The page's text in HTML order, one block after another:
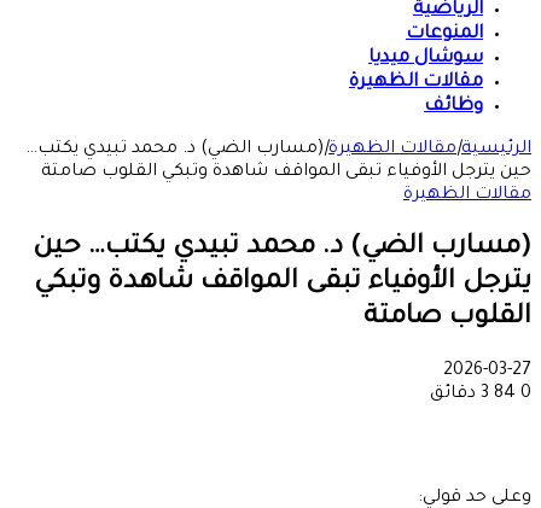
الرياضية
المنوعات
سوشال ميديا
مقالات الظهيرة
وظائف
الرئيسية|مقالات الظهيرة|(مسارب الضي) د. محمد تبيدي يكتب…
حين يترجل الأوفياء تبقى المواقف شاهدة وتبكي القلوب صامتة
مقالات الظهيرة
(مسارب الضي) د. محمد تبيدي يكتب… حين
يترجل الأوفياء تبقى المواقف شاهدة وتبكي
القلوب صامتة
2026-03-27
0
3 دقائق
وعلى حد قولي: